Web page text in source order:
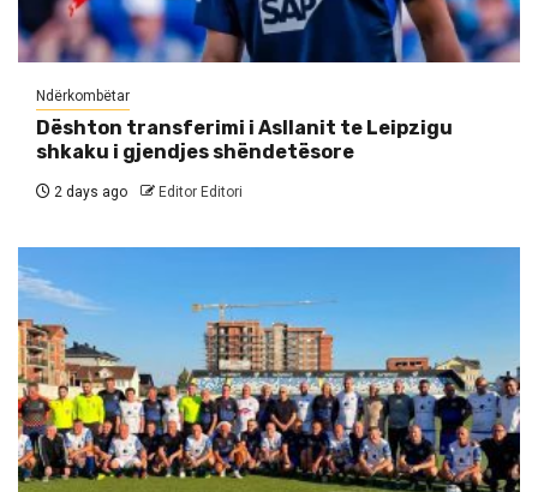
Ndërkombëtar
Dështon transferimi i Asllanit te Leipzigu
shkaku i gjendjes shëndetësore
2 days ago Editor Editori